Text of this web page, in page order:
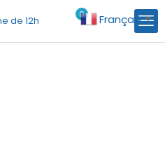
0 €0.00
Français ▼